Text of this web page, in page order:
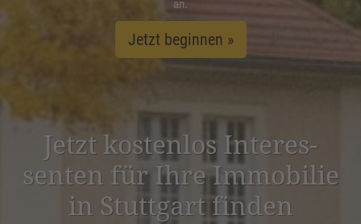
an.
Jetzt beginnen »
Jetzt kostenlos Inter­es­
senten für Ihre Immobilie
in Stuttgart finden